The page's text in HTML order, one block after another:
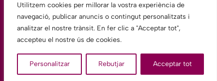
Utilitzem cookies per millorar la vostra experiència de
navegació, publicar anuncis o contingut personalitzats i
analitzar el nostre trànsit. En fer clic a "Acceptar tot",
accepteu el nostre ús de cookies.
Personalitzar Rebutjar Acceptar tot
Fundació Hospitalàries Martorell
Tel.: 93 775 22 00 E-mail:
hospital.FHMartorell@fundacionhospitalarias.org
legal